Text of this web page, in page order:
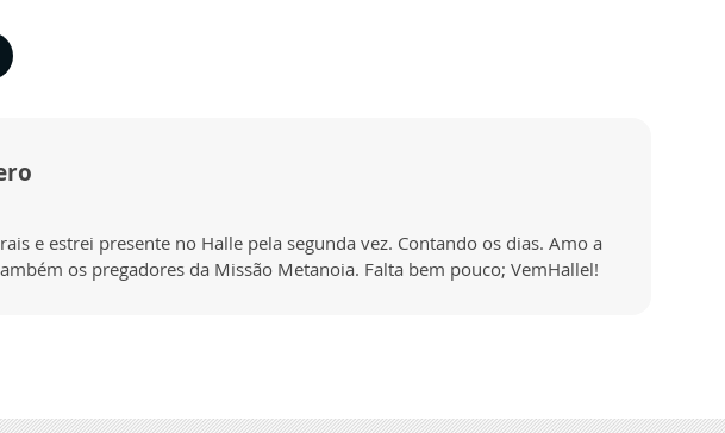
e estrei presente no Halle pela segunda vez. Contando os dias. Amo a
os pregadores da Missão Metanoia. Falta bem pouco; VemHallel!